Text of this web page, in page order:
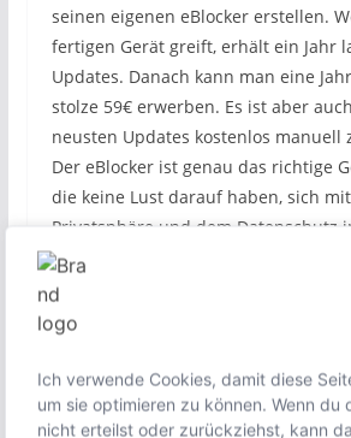
Ich verwende Cookies, damit diese
um sie optimieren zu können. Wenn du
nicht erteilst oder zurückziehst, kann
seinen eigenen eBlocker erstellen.
fertigen Gerät greift, erhält ein Jahr
Updates. Danach kann man eine
stolze 59€ erwerben. Es ist aber
neusten Updates kostenlos manuell
Der eBlocker ist genau das richtige
die keine Lust darauf haben, sich
Privatsphäre und dem Datenschutz
auseinanderzusetzen. Einmal
verrichtet das Gerät seine Arbeit und
um nichts kümmern. Der Schutz ist
weiterentwickelt und an neue
angepasst. Dies ist die Investition in